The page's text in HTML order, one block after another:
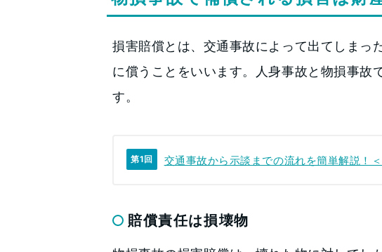
損害賠償とは、交通事故によって出てしまっ
に償うことをいいます。人身事故と物損事故
す。
第1回 交通事故から示談までの流れを簡単解説！
賠償責任は損壊物